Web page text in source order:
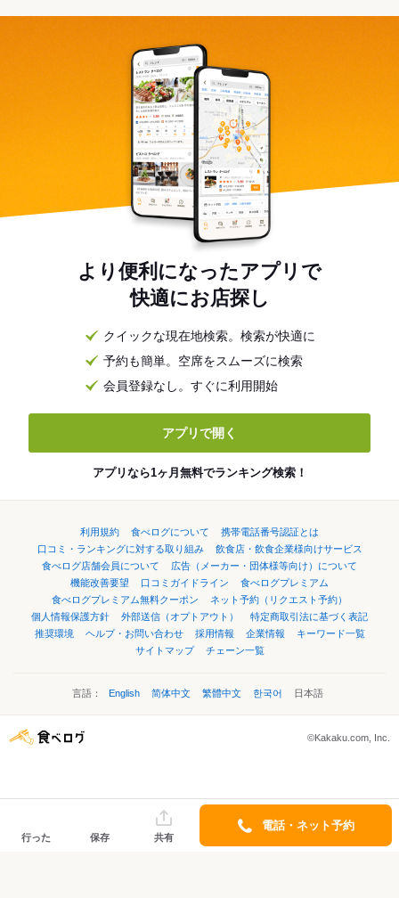
より便利になったアプリで
快適にお店探し
クイックな現在地検索。検索が快適に
予約も簡単。空席をスムーズに検索
会員登録なし。すぐに利用開始
アプリで開く
アプリなら1ヶ月無料でランキング検索！
利用規約 食べログについて
携帯電話番号認証とは
口コミ・ランキングに対する取り組み
飲食店・飲食企業様向けサービス
食べログ店舗会員について
広告（メーカー・団体様等向け）について
機能改善要望
口コミガイドライン
食べログプレミアム
食べログプレミアム無料クーポン
ネット予約（リクエスト予約）
個人情報保護方針
外部送信（オプトアウト）
特定商取引法に基づく表記
推奨環境
ヘルプ・お問い合わせ 採用情報 企業情報
キーワード一覧
サイトマップ
チェーン一覧
言語： English 简体中文 繁體中文 한국어 日本語
©Kakaku.com, Inc.
行った 保存 共有
電話・ネット予約